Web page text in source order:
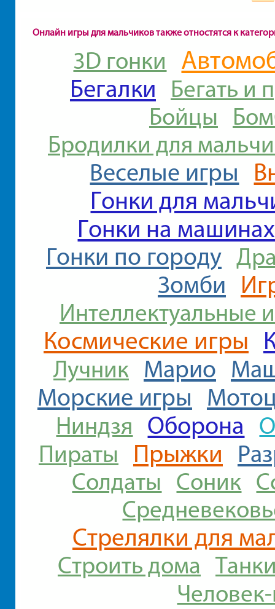
Онлайн игры для мальчиков также отностятся к
3D гонки
Бегалки
Бегать и
Бойцы
Бродилки для
Веселые игры
Гонки для
Гонки на машинах
Гонки по городу
Зомби
Интеллектуальные
Космические игры
Лучник Марио
Морские игры
Ниндзя Оборона
Пираты Прыжки
Солдаты Соник
Стрелялки для
Строить дома